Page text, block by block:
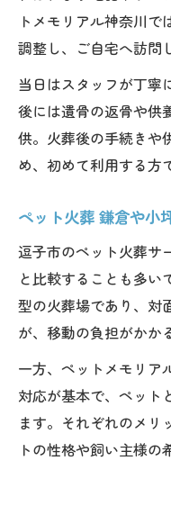
トメモリアル神奈川
調整し、ご自宅へ訪問
当日はスタッフが丁寧
後には遺骨の返骨や供
供。火葬後の手続きや
め、初めて利用する方
ペット火葬 鎌倉や小
逗子市のペット火葬サ
と比較することも多い
型の火葬場であり、対
が、移動の負担がかか
一方、ペットメモリア
対応が基本で、ペット
ます。それぞれのメリ
トの性格や飼い主様の